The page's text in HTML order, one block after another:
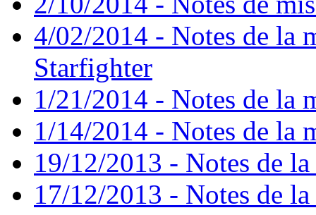
4/02/2014 - Notes de la
Starfighter
1/21/2014 - Notes de la
1/14/2014 - Notes de la
19/12/2013 - Notes de
17/12/2013 - Notes de